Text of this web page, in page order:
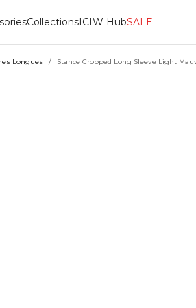
CollectionsICIW HubSALE
Longues / Stance Cropped Long Sleeve Light